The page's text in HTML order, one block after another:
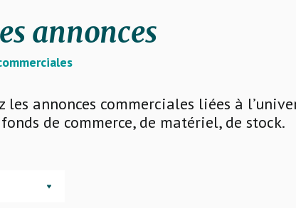
annonces
les annonces commerciales liées à
de commerce, de matériel, de stock.